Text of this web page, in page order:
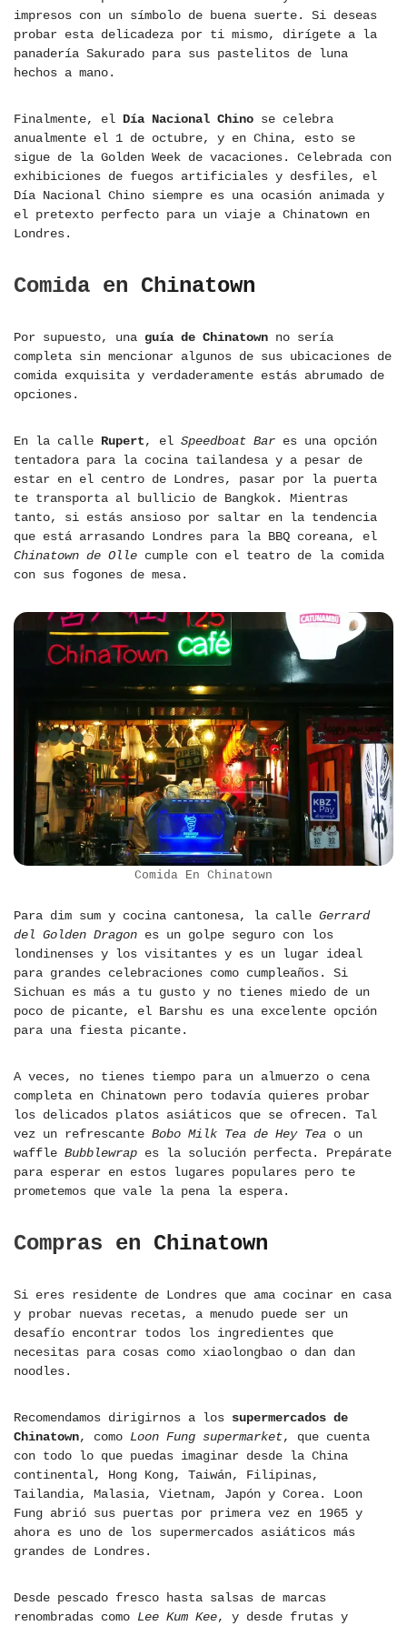
impresos con un símbolo de buena suerte. Si deseas
probar esta delicadeza por ti mismo, dirígete a la
panadería Sakurado para sus pastelitos de luna
hechos a mano.
Finalmente, el Día Nacional Chino se celebra
anualmente el 1 de octubre, y en China, esto se
sigue de la Golden Week de vacaciones. Celebrada con
exhibiciones de fuegos artificiales y desfiles, el
Día Nacional Chino siempre es una ocasión animada y
el pretexto perfecto para un viaje a Chinatown en
Londres.
Comida en Chinatown
Por supuesto, una guía de Chinatown no sería
completa sin mencionar algunos de sus ubicaciones de
comida exquisita y verdaderamente estás abrumado de
opciones.
En la calle Rupert, el Speedboat Bar es una opción
tentadora para la cocina tailandesa y a pesar de
estar en el centro de Londres, pasar por la puerta
te transporta al bullicio de Bangkok. Mientras
tanto, si estás ansioso por saltar en la tendencia
que está arrasando Londres para la BBQ coreana, el
Chinatown de Olle cumple con el teatro de la comida
con sus fogones de mesa.
Comida En Chinatown
Para dim sum y cocina cantonesa, la calle Gerrard
del Golden Dragon es un golpe seguro con los
londinenses y los visitantes y es un lugar ideal
para grandes celebraciones como cumpleaños. Si
Sichuan es más a tu gusto y no tienes miedo de un
poco de picante, el Barshu es una excelente opción
para una fiesta picante.
A veces, no tienes tiempo para un almuerzo o cena
completa en Chinatown pero todavía quieres probar
los delicados platos asiáticos que se ofrecen. Tal
vez un refrescante Bobo Milk Tea de Hey Tea o un
waffle Bubblewrap es la solución perfecta. Prepárate
para esperar en estos lugares populares pero te
prometemos que vale la pena la espera.
Compras en Chinatown
Si eres residente de Londres que ama cocinar en casa
y probar nuevas recetas, a menudo puede ser un
desafío encontrar todos los ingredientes que
necesitas para cosas como xiaolongbao o dan dan
noodles.
Recomendamos dirigirnos a los supermercados de
Chinatown, como Loon Fung supermarket, que cuenta
con todo lo que puedas imaginar desde la China
continental, Hong Kong, Taiwán, Filipinas,
Tailandia, Malasia, Vietnam, Japón y Corea. Loon
Fung abrió sus puertas por primera vez en 1965 y
ahora es uno de los supermercados asiáticos más
grandes de Londres.
Desde pescado fresco hasta salsas de marcas
renombradas como Lee Kum Kee, y desde frutas y